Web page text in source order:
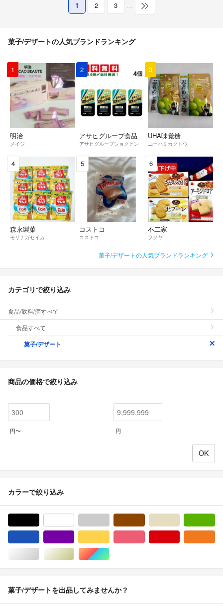
1 2 3 …
菓子/デザートの人気ブランドランキング
1
明治
メイジ
2
アサヒグループ食品
アサヒグループショクヒン
3
UHA味覚糖
ユーハミカクトウ
4
森永製菓
モリナガセイカ
5
コストコ
コストコ
6
不二家
フジヤ
菓子/デザートの人気ブランドランキング
カテゴリで絞り込み
食品/飲料/酒すべて
食品すべて
菓子/デザート
商品の価格で絞り込み
円〜 円
カラーで絞り込み
シルバー/銀色系ゴールド/金色系マルチカラー
菓子/デザートを出品してみませんか？